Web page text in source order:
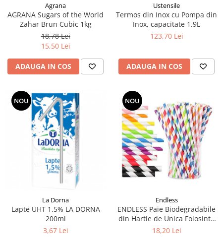
Agrana
AGRANA Sugars of the World
Zahar Brun Cubic 1kg
18,78 Lei
15,50 Lei
ADAUGA IN COS
Ustensile
Termos din Inox cu Pompa din
Inox, capacitate 1.9L
123,70 Lei
ADAUGA IN COS
NOU
La Dorna
Lapte UHT 1.5% LA DORNA
200ml
3,67 Lei
NOU
Endless
ENDLESS Paie Biodegradabile
din Hartie de Unica Folosinta
200x8mm - Colorate 125buc
18,20 Lei